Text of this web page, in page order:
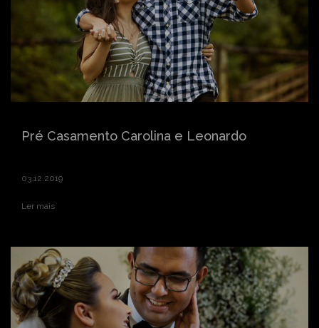
Pré Casamento Carolina e Leonardo
03.12.2019
Ler mais